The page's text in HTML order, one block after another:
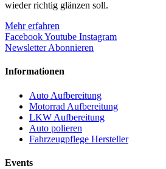
wieder richtig glänzen soll.
Mehr erfahren
FacebookYoutube Instagram
Newsletter Abonnieren
Informationen
Auto Aufbereitung
Motorrad Aufbereitung
LKW Aufbereitung
Auto polieren
Fahrzeugpflege Hersteller
Events